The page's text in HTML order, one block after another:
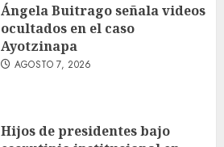
Ángela Buitrago señala videos
ocultados en el caso
Ayotzinapa
AGOSTO 7, 2026
Hijos de presidentes bajo